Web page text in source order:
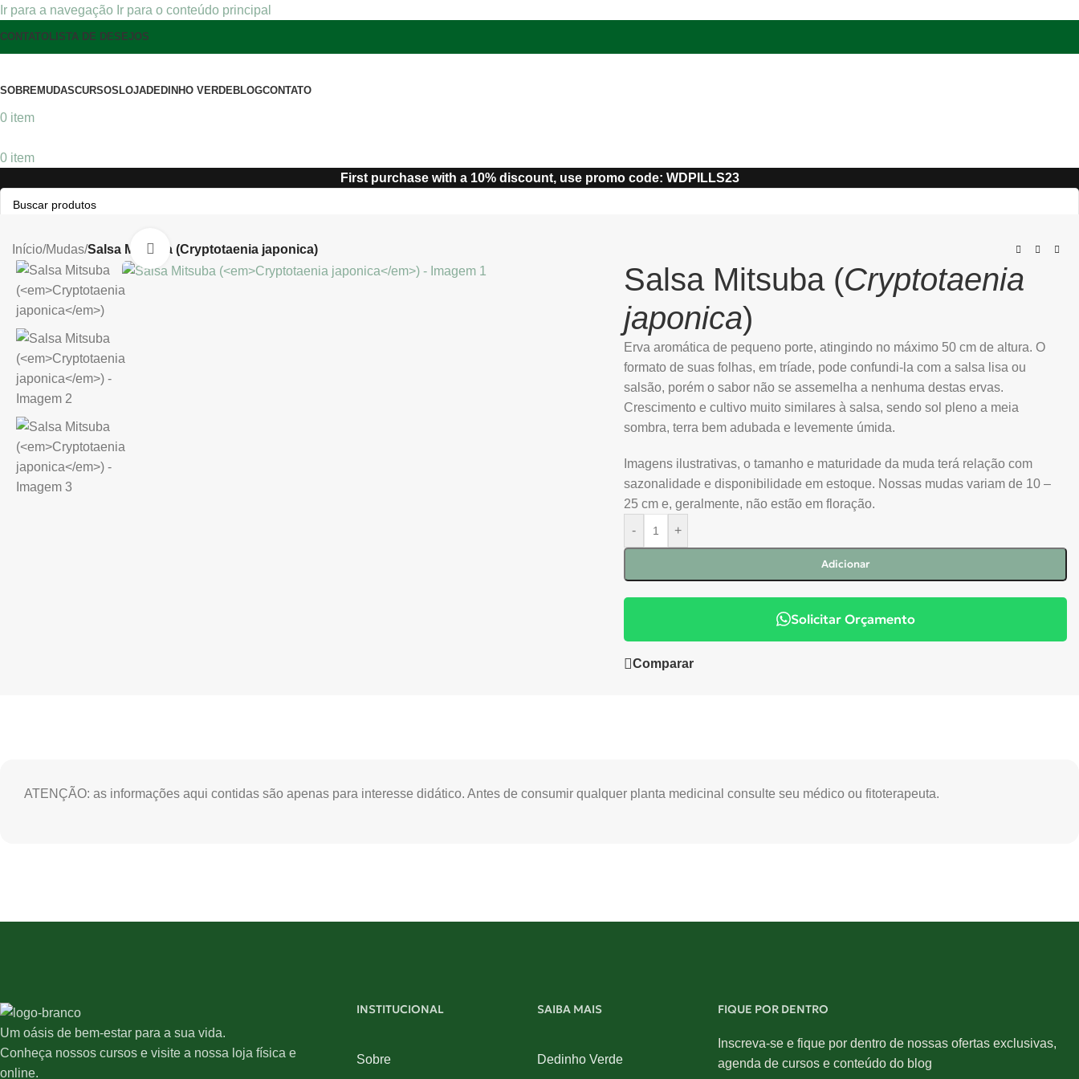
Ir para a navegação Ir para o conteúdo principal
CONTATO LISTA DE DESEJOS
SOBREMUDASCURSOS LOJADEDINHO VERDEBLOGCONTATO
0 item
0 item
First purchase with a 10% discount, use promo code: WDPILLS23
Início/Mudas/Salsa Mitsuba (Cryptotaenia japonica)
Clique para ampliar
Salsa Mitsuba (Cryptotaenia
japonica)
Erva aromática de pequeno porte, atingindo no máximo 50 cm de altura. O
formato de suas folhas, em tríade, pode confundi-la com a salsa lisa ou
salsão, porém o sabor não se assemelha a nenhuma destas ervas.
Crescimento e cultivo muito similares à salsa, sendo sol pleno a meia
sombra, terra bem adubada e levemente úmida.
Imagens ilustrativas, o tamanho e maturidade da muda terá relação com
sazonalidade e disponibilidade em estoque. Nossas mudas variam de 10 –
25 cm e, geralmente, não estão em floração.
-
+
Adicionar
Solicitar Orçamento
Comparar
ATENÇÃO: as informações aqui contidas são apenas para interesse didático. Antes de consumir qualquer planta medicinal consulte seu médico ou fitoterapeuta.
Um oásis de bem-estar para a sua vida.
Conheça nossos cursos e visite a nossa loja física e
online.
INSTITUCIONAL
Sobre
SAIBA MAIS
Dedinho Verde
FIQUE POR DENTRO
Inscreva-se e fique por dentro de nossas ofertas exclusivas,
agenda de cursos e conteúdo do blog